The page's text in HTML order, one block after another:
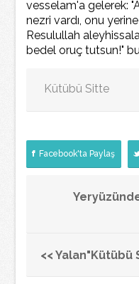
vesselam'a gelerek:
nezri vardı, onu
Resulullah
bedel oruç tutsun!"
Kütübü Sitte
Facebook'ta Paylaş
<< Yalan"Kütübü